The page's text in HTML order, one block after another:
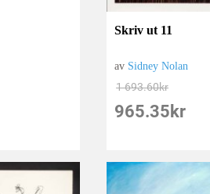
Skriv ut 11
av Sidney Nolan
1 693.60kr
965.35 kr